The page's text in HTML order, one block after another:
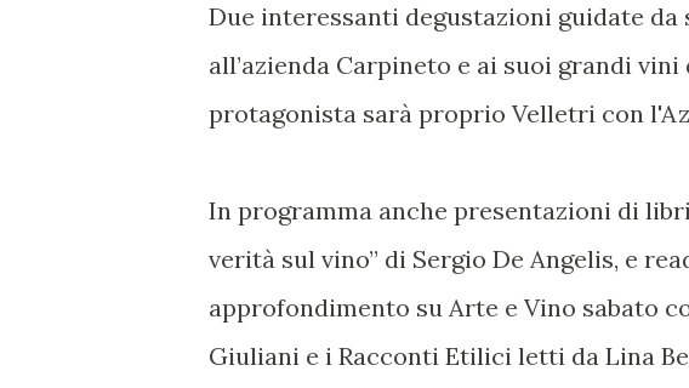
Due interessanti degustazioni guidate da
all’azienda Carpineto e ai suoi grandi
protagonista sarà proprio Velletri con
In programma anche presentazioni di
verità sul vino” di Sergio De Angelis, e
approfondimento su Arte e Vino sabato
Giuliani e i Racconti Etilici letti da Lina